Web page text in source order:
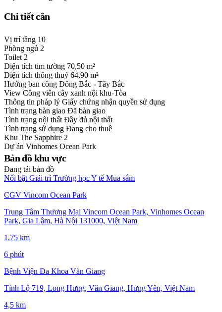
Chi tiết căn
Vị trí tầng 10
Phòng ngủ 2
Toilet 2
Diện tích tim tường 70,50 m²
Diện tích thông thuỷ 64,90 m²
Hướng ban công Đông Bắc - Tây Bắc
View Công viên cây xanh nội khu-Tòa
Thông tin pháp lý Giấy chứng nhận quyền sử dụng
Tình trạng bàn giao Đã bàn giao
Tình trạng nội thất Đầy đủ nội thất
Tình trạng sử dụng Đang cho thuê
Khu The Sapphire 2
Dự án Vinhomes Ocean Park
Bản đồ khu vực
Đang tải bản đồ
Nổi bật Giải trí Trường họcY tế Mua sắm
CGV Vincom Ocean Park
Trung Tâm Thương Mại Vincom Ocean Park, Vinhomes Ocean
Park, Gia Lâm, Hà Nội 131000, Việt Nam
1,75 km
6 phút
Bệnh Viện Đa Khoa Văn Giang
Tỉnh Lộ 719, Long Hưng, Văn Giang, Hưng Yên, Việt Nam
4,5 km